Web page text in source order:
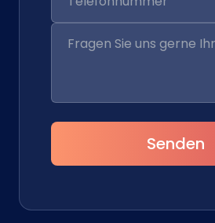
Senden